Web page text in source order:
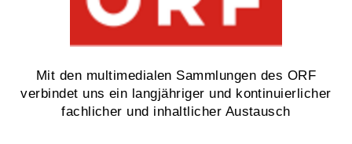
Mit den multimedialen Sammlungen des ORF
verbindet uns ein langjähriger und kontinuierlicher
fachlicher und inhaltlicher Austausch